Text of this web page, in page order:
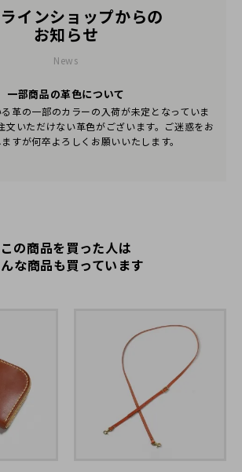
は初めての購入でしたが、対応もよく、
てもよかったです。また、他の製品の購
たいと思います。
だきありがとうございました。
っしゃっていただき、大変嬉しく思ってお
ケット付きマネークリップとコイン&カ
ホを入れてと思って購入しました。ガン
ング楽しみます。今回ブラシとワックス
もです。
が、当方iPhone13を使用してます純正の
インショップからの
お知らせ
News
一部商品の革色について
革の一部のカラーの入荷が未定となっていま
文いただけない革色がございます。ご迷惑をお
すが何卒よろしくお願いいたします。
この商品を買った人は
な商品も買っています